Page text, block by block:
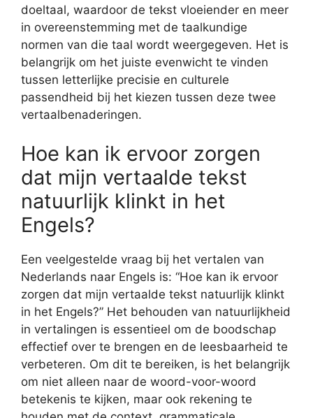
doeltaal, waardoor de tekst vloeiender en meer
in overeenstemming met de taalkundige
normen van die taal wordt weergegeven. Het is
belangrijk om het juiste evenwicht te vinden
tussen letterlijke precisie en culturele
passendheid bij het kiezen tussen deze twee
vertaalbenaderingen.
Hoe kan ik ervoor zorgen
dat mijn vertaalde tekst
natuurlijk klinkt in het
Engels?
Een veelgestelde vraag bij het vertalen van
Nederlands naar Engels is: “Hoe kan ik ervoor
zorgen dat mijn vertaalde tekst natuurlijk klinkt
in het Engels?” Het behouden van natuurlijkheid
in vertalingen is essentieel om de boodschap
effectief over te brengen en de leesbaarheid te
verbeteren. Om dit te bereiken, is het belangrijk
om niet alleen naar de woord-voor-woord
betekenis te kijken, maar ook rekening te